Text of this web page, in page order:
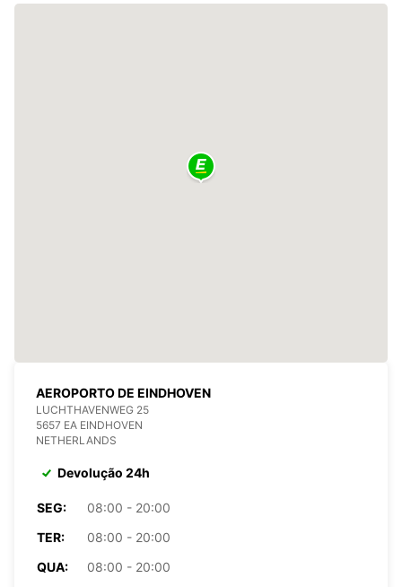
AEROPORTO DE EINDHOVEN
LUCHTHAVENWEG 25
5657 EA EINDHOVEN
NETHERLANDS
Devolução 24h
SEG:
08:00 - 20:00
TER:
08:00 - 20:00
QUA:
08:00 - 20:00